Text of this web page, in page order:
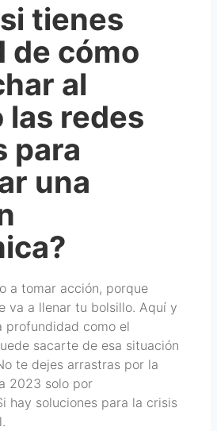
tienes
de cómo
al
las redes
para
una
a tomar acción, porque
va a llenar tu bolsillo. Aquí y
profundidad como el
sacarte de esa situación
te dejes arrastras por la
2023 solo por
hay soluciones para la crisis